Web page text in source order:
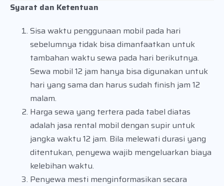
Syarat dan Ketentuan
Sisa waktu penggunaan mobil pada hari
sebelumnya tidak bisa dimanfaatkan untuk
tambahan waktu sewa pada hari berikutnya.
Sewa mobil 12 jam hanya bisa digunakan untuk
hari yang sama dan harus sudah finish jam 12
malam.
Harga sewa yang tertera pada tabel diatas
adalah jasa rental mobil dengan supir untuk
jangka waktu 12 jam. Bila melewati durasi yang
ditentukan, penyewa wajib mengeluarkan biaya
kelebihan waktu.
Penyewa mesti menginformasikan secara